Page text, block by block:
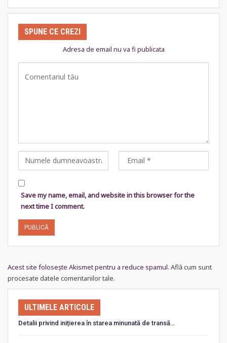
SPUNE CE CREZI
Adresa de email nu va fi publicata
Save my name, email, and website in this browser for the
next time I comment.
Acest site folosește Akismet pentru a reduce spamul. Află cum sunt
procesate datele comentariilor tale.
ULTIMELE ARTICOLE
Detalii privind inițierea în starea minunată de transă…